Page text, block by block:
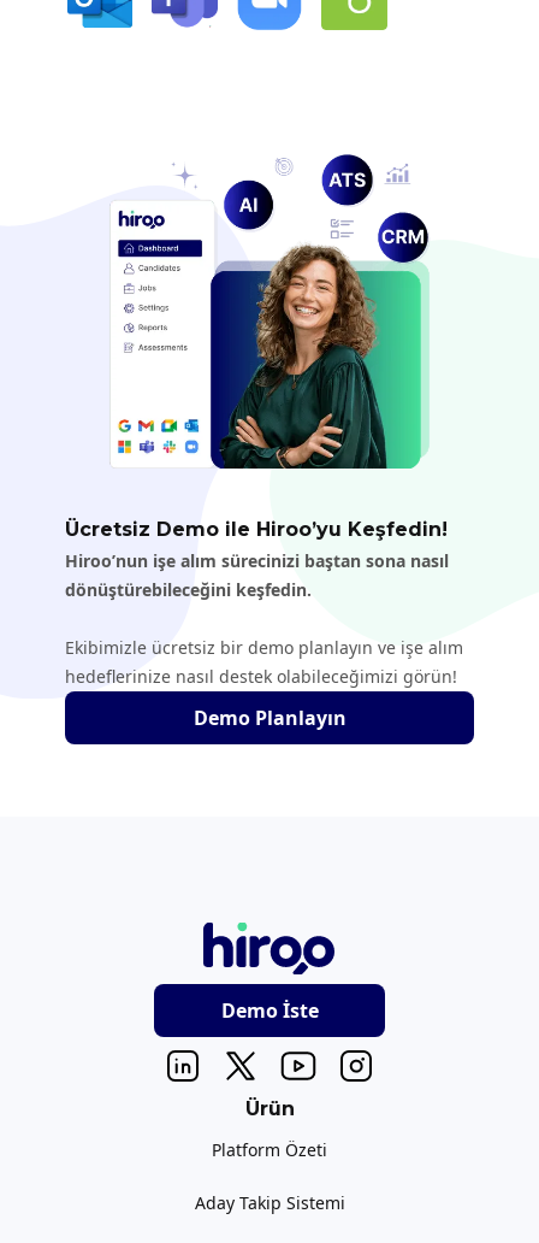
Ücretsiz Demo ile Hiroo’yu Keşfedin!
Hiroo’nun işe alım sürecinizi baştan sona nasıl
dönüştürebileceğini keşfedin.
Ekibimizle ücretsiz bir demo planlayın ve işe alım
hedeflerinize nasıl destek olabileceğimizi görün!
Demo Planlayın
Demo İste
Ürün
Platform Özeti
Aday Takip Sistemi